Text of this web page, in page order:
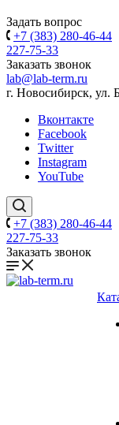
Задать вопрос
+7 (383) 280-46-44
227-75-33
Заказать звонок
lab@lab-term.ru
г. Новосибирск, ул.
Вконтакте
Facebook
Twitter
Instagram
YouTube
+7 (383) 280-46-44
227-75-33
Заказать звонок